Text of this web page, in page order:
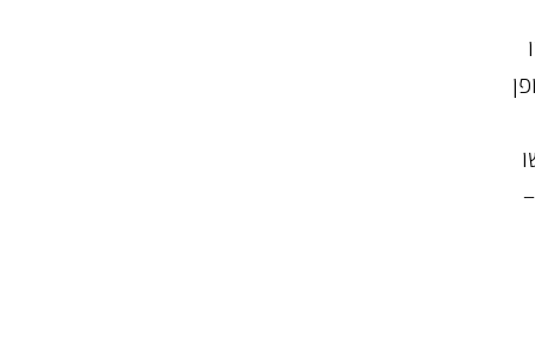
(להלן –